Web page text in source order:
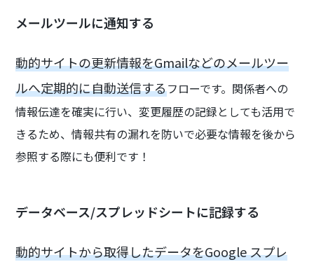
メールツールに通知する
動的サイトの更新情報をGmailなどのメールツー
ルへ定期的に自動送信するフローです。関係者への
情報伝達を確実に行い、変更履歴の記録としても活用で
きるため、情報共有の漏れを防いで必要な情報を後から
参照する際にも便利です！
データベース/スプレッドシートに記録する
動的サイトから取得したデータをGoogle スプレ